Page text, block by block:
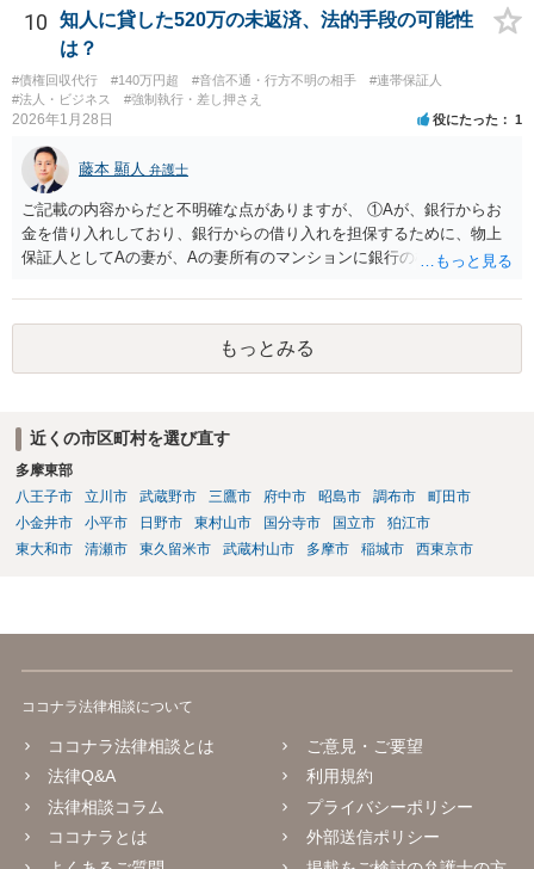
10
知人に貸した520万の未返済、法的手段の可能性
は？
#債権回収代行 #140万円超 #音信不通・行方不明の相手
#連帯保証人
#法人・ビジネス
#強制執行・差し押さえ
2026年1月28日 役にたった 1
藤本 顯人 弁護士
ご記載の内容からだと不明確な点がありますが、 ①Aが、銀行からお
金を借り入れしており、銀行からの借り入れを担保するために、物上
保証人としてAの妻が、Aの妻所有のマンションに銀行の根抵当権を入
を担保するために、根抵当権としてAの妻のマンションに根抵当権が設
定されているという可能性 です。 状況からすると、①だと思います。
①だとした場合、現状ですと、Aには全く弁済能力がないので、回収は
非常に厳しいと思われます。
もっとみる
近くの市区町村を選び直す
多摩東部
八王子市
立川市 武蔵野市 三鷹市 府中市 昭島市 調布市
町田市
小金井市
小平市 日野市 東村山市 国分寺市 国立市
狛江市
東大和市
清瀬市 東久留米市 武蔵村山市 多摩市 稲城市 西東京市
ココナラ法律相談について
ココナラ法律相談とは
法律Q&A
法律相談コラム
ココナラとは
ご意見・ご要望
利用規約
プライバシーポリシー
外部送信ポリシー